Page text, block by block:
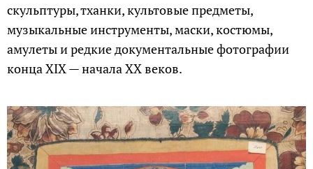
скульптуры, тханки, культовые предметы,
музыкальные инструменты, маски, костюмы,
амулеты и редкие документальные фотографии
конца XIX — начала XX веков.